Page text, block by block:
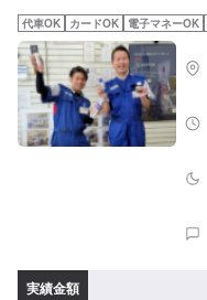
代車OK カードOK 電子マネーOK
実績金額